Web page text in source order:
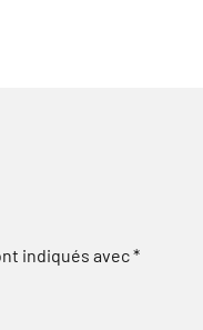
indiqués avec*